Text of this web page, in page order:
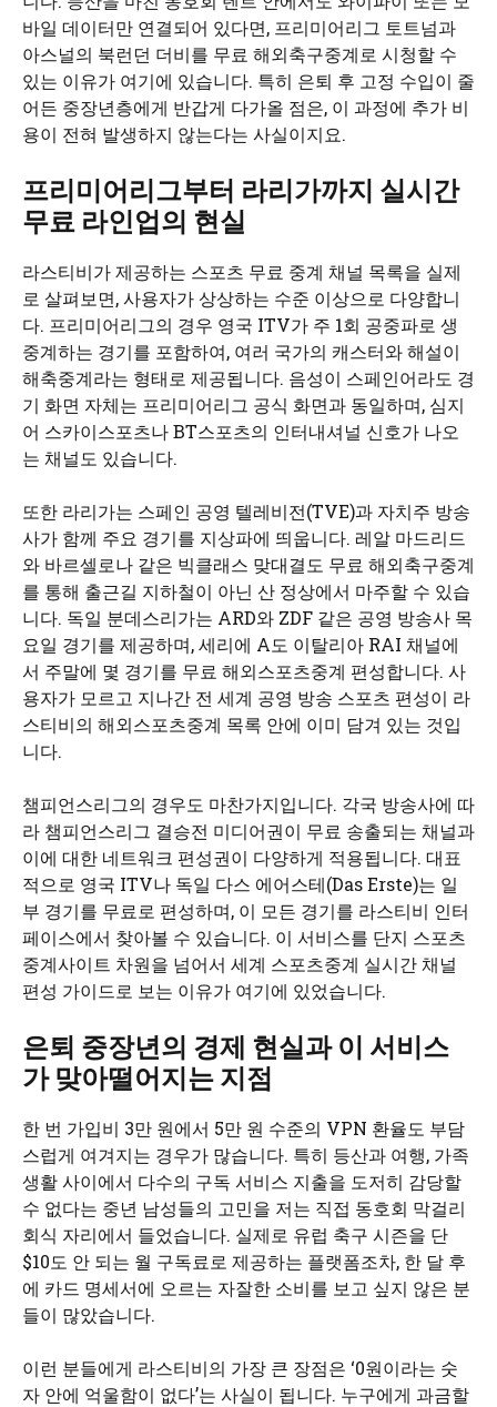
바일 데이터만 연결되어 있다면, 프리미어리그 토트넘과
아스널의 북런던 더비를 무료 해외축구중계로 시청할 수
있는 이유가 여기에 있습니다. 특히 은퇴 후 고정 수입이 줄
어든 중장년층에게 반갑게 다가올 점은, 이 과정에 추가 비
용이 전혀 발생하지 않는다는 사실이지요.
프리미어리그부터 라리가까지 실시간
무료 라인업의 현실
라스티비가 제공하는 스포츠 무료 중계 채널 목록을 실제
로 살펴보면, 사용자가 상상하는 수준 이상으로 다양합니
다. 프리미어리그의 경우 영국 ITV가 주 1회 공중파로 생
중계하는 경기를 포함하여, 여러 국가의 캐스터와 해설이
해축중계라는 형태로 제공됩니다. 음성이 스페인어라도 경
기 화면 자체는 프리미어리그 공식 화면과 동일하며, 심지
어 스카이스포츠나 BT스포츠의 인터내셔널 신호가 나오
는 채널도 있습니다.
또한 라리가는 스페인 공영 텔레비전(TVE)과 자치주 방송
사가 함께 주요 경기를 지상파에 띄웁니다. 레알 마드리드
와 바르셀로나 같은 빅클래스 맞대결도 무료 해외축구중계
를 통해 출근길 지하철이 아닌 산 정상에서 마주할 수 있습
니다. 독일 분데스리가는 ARD와 ZDF 같은 공영 방송사 목
요일 경기를 제공하며, 세리에 A도 이탈리아 RAI 채널에
서 주말에 몇 경기를 무료 해외스포츠중계 편성합니다. 사
용자가 모르고 지나간 전 세계 공영 방송 스포츠 편성이 라
스티비의 해외스포츠중계 목록 안에 이미 담겨 있는 것입
니다.
챔피언스리그의 경우도 마찬가지입니다. 각국 방송사에 따
라 챔피언스리그 결승전 미디어권이 무료 송출되는 채널과
이에 대한 네트워크 편성권이 다양하게 적용됩니다. 대표
적으로 영국 ITV나 독일 다스 에어스테(Das Erste)는 일
부 경기를 무료로 편성하며, 이 모든 경기를 라스티비 인터
페이스에서 찾아볼 수 있습니다. 이 서비스를 단지 스포츠
중계사이트 차원을 넘어서 세계 스포츠중계 실시간 채널
편성 가이드로 보는 이유가 여기에 있었습니다.
은퇴 중장년의 경제 현실과 이 서비스
가 맞아떨어지는 지점
한 번 가입비 3만 원에서 5만 원 수준의 VPN 환율도 부담
스럽게 여겨지는 경우가 많습니다. 특히 등산과 여행, 가족
생활 사이에서 다수의 구독 서비스 지출을 도저히 감당할
수 없다는 중년 남성들의 고민을 저는 직접 동호회 막걸리
회식 자리에서 들었습니다. 실제로 유럽 축구 시즌을 단
$10도 안 되는 월 구독료로 제공하는 플랫폼조차, 한 달 후
에 카드 명세서에 오르는 자잘한 소비를 보고 싶지 않은 분
들이 많았습니다.
이런 분들에게 라스티비의 가장 큰 장점은 ‘0원이라는 숫
자 안에 억울함이 없다’는 사실이 됩니다. 누구에게 과금할